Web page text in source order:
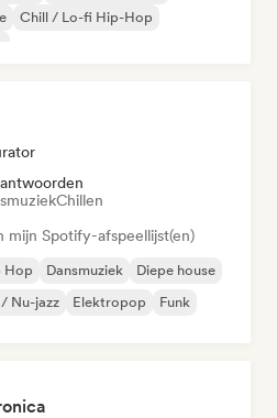
Chill / Lo-fi Hip-Hop
Chillen
mijn Spotify-afspeellijst(en)
Hop Dansmuziek
Diepe house
Nu-jazz Elektropop Funk